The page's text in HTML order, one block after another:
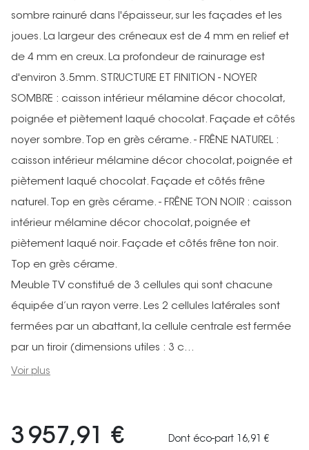
sombre rainuré dans l'épaisseur, sur les façades et les
joues. La largeur des créneaux est de 4 mm en relief et
de 4 mm en creux. La profondeur de rainurage est
d'environ 3.5mm. STRUCTURE ET FINITION - NOYER
SOMBRE : caisson intérieur mélamine décor chocolat,
poignée et piètement laqué chocolat. Façade et côtés
noyer sombre. Top en grès cérame. - FRÊNE NATUREL :
caisson intérieur mélamine décor chocolat, poignée et
piètement laqué chocolat. Façade et côtés frêne
naturel. Top en grès cérame. - FRÊNE TON NOIR : caisson
intérieur mélamine décor chocolat, poignée et
piètement laqué noir. Façade et côtés frêne ton noir.
Top en grès cérame.
Meuble TV constitué de 3 cellules qui sont chacune
équipée d’un rayon verre. Les 2 cellules latérales sont
fermées par un abattant, la cellule centrale est fermée
par un tiroir (dimensions utiles : 3 c...
Voir plus
3 957,91 € Dont éco-part 16,91 €